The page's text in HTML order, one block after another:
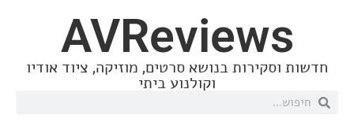
בנושא סרטים, מוזיקה, ציוד אודיו
וקולנוע ביתי